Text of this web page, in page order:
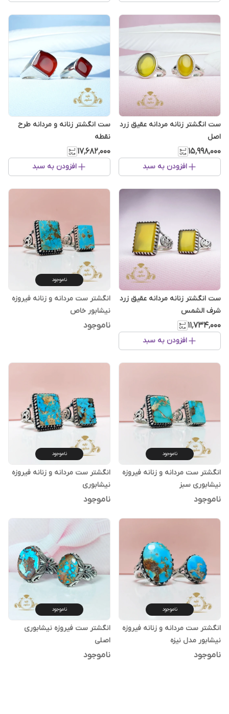
ست انگشتر زنانه مردانه عقیق زرد
اصل
۱۵٬۹۹۸٬۰۰۰
افزودن به سبد
ست انگشتر زنانه و مردانه طرح
نقطه
۱۷٬۶۸۲٬۰۰۰
افزودن به سبد
ست انگشتر زنانه مردانه عقیق زرد
شرف الشمس
۱۱٬۷۳۴٬۰۰۰
افزودن به سبد
ناموجود
انگشتر ست مردانه و زنانه فیروزه
نیشابور خاص
ناموجود
ناموجود
انگشتر ست مردانه و زنانه فیروزه
نیشابوری سبز
ناموجود
ناموجود
انگشتر ست مردانه و زنانه فیروزه
نیشابوری
ناموجود
ناموجود
انگشتر ست مردانه و زنانه فیروزه
نیشابور مدل نیزه
ناموجود
ناموجود
انگشتر ست فیروزه نیشابوری
اصلی
ناموجود